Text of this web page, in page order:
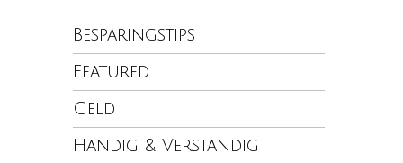
Besparingstips
Featured
Geld
Handig & Verstandig